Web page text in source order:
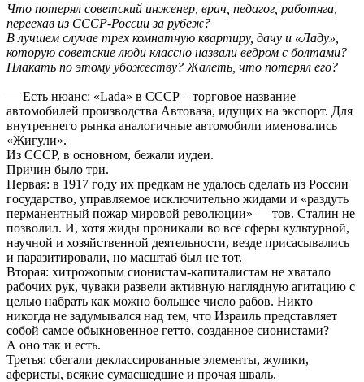
Что потерял советский инженер, врач, педагог, работяга,
переехав из СССР-России за рубеж?
В лучшем случае трех комнатную квартиру, дачу и «Ладу»,
которую советские люди классно назвали ведром с болтами?
Плакать по этому убожеству? Жалеть, что потерял его?
— Есть нюанс: «Lada» в СССР – торговое название
автомобилей производства Автоваза, идущих на экспорт. Для
внутреннего рынка аналогичные автомобили именовались
«Жигули».
Из СССР, в основном, бежали иудеи.
Причин было три.
Первая: в 1917 году их предкам не удалось сделать из России
государство, управляемое исключительно жидами и «раздуть
перманентный пожар мировой революции» — тов. Сталин не
позволил. И, хотя жиды проникали во все сферы культурной,
научной и хозяйственной деятельности, везде присасывались
и паразитировали, но масштаб был не тот.
Вторая: хитрожопым сионистам-капиталистам не хватало
рабочих рук, чуваки развели активную наглядную агитацию с
целью набрать как можно большее число рабов. Никто
никогда не задумывался над тем, что Израиль представляет
собой самое обыкновенное гетто, созданное сионистами?
А оно так и есть.
Третья: сбегали деклассированные элементы, жулики,
аферисты, всякие сумасшедшие и прочая шваль.